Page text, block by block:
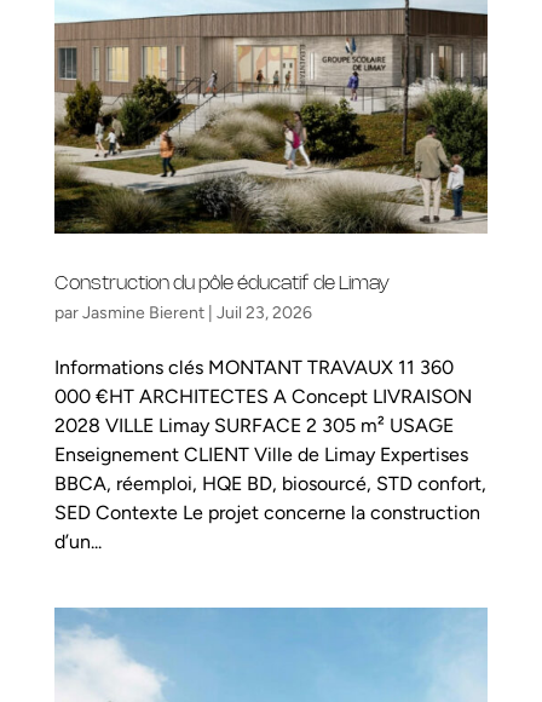
Construction du pôle éducatif de Limay
parJasmine Bierent| Juil 23, 2026
Informations clés MONTANT TRAVAUX 11 360
000 €HT ARCHITECTES A Concept LIVRAISON
2028 VILLE Limay SURFACE 2 305 m² USAGE
Enseignement CLIENT Ville de Limay Expertises
BBCA, réemploi, HQE BD, biosourcé, STD confort,
SED Contexte Le projet concerne la construction
d’un...